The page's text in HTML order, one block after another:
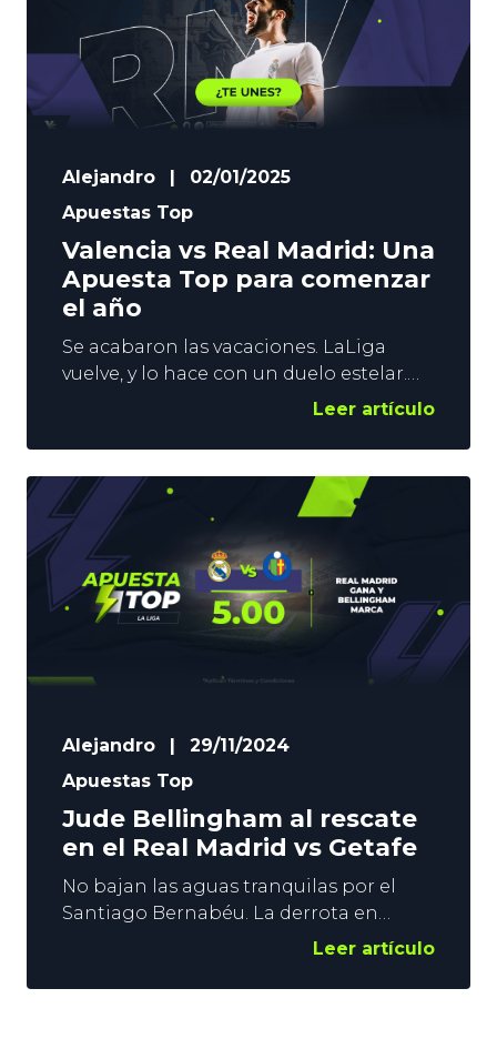
Alejandro
02/01/2025
Apuestas Top
Valencia vs Real Madrid: Una
Apuesta Top para comenzar
el año
Se acabaron las vacaciones. LaLiga
vuelve, y lo hace con un duelo estelar.
No miremos la clasificación. Un Valencia
la cumbre. Da igual el momento de
forma de uno u otro equipo, o la
diferencia de potencial. Mestalla será
una olla a presión, y es partido perfecto
Leer artículo
Alejandro
29/11/2024
Apuestas Top
Jude Bellingham al rescate
en el Real Madrid vs Getafe
No bajan las aguas tranquilas por el
Santiago Bernabéu. La derrota en
Champions League ha vuelto a generar
pone el foco en el mal momento del
Leer artículo